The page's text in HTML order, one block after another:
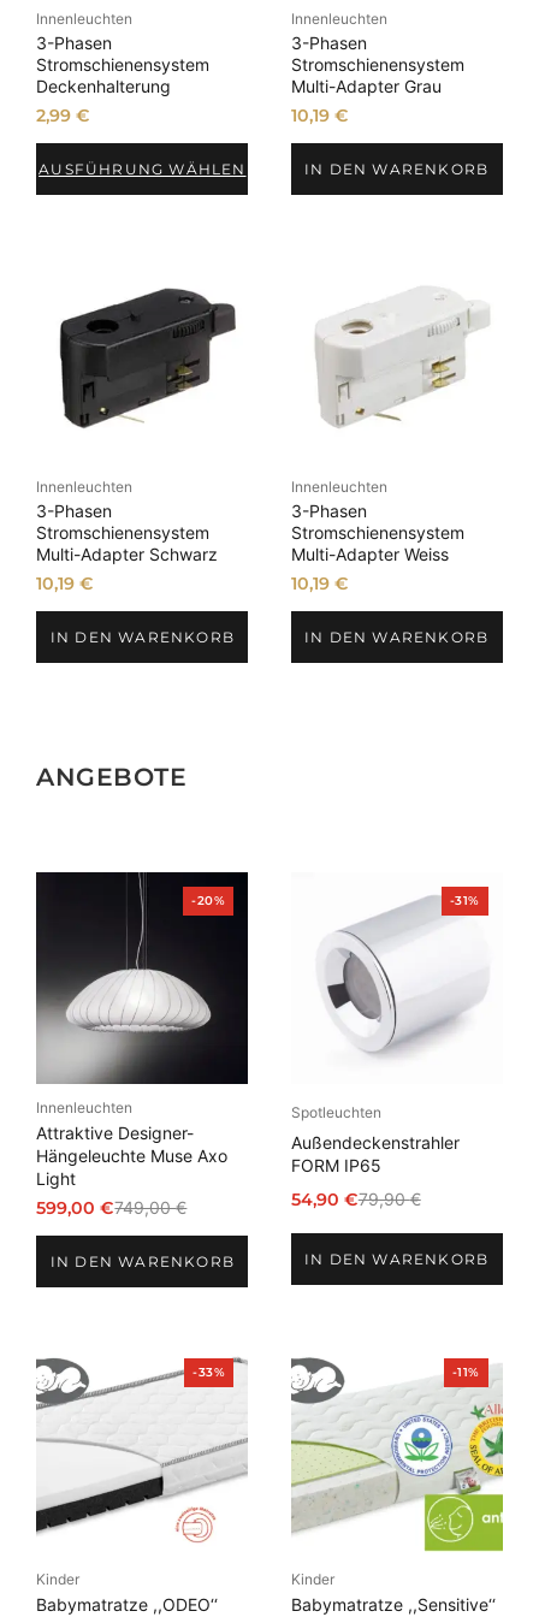
l
M
e
n
Innenleuchten
3-Phasen
Stromschienensystem
Deckenhalterung
2,99€
AUSFÜHRUNG WÄHLEN
Innenleuchten
3-Phasen
Stromschienensystem
Multi-Adapter Grau
10,19 €
IN DEN WARENKORB
Innenleuchten
3-Phasen
Stromschienensystem
Multi-Adapter Schwarz
10,19€
IN DEN WARENKORB
Innenleuchten
3-Phasen
Stromschienensystem
Multi-Adapter Weiss
10,19 €
IN DEN WARENKORB
ANGEBOTE
-20%Produkt
im
Innenleuchten
Attraktive Designer-
Hängeleuchte Muse Axo
Light
749,00€
Ursprünglicher
war:
599,00€
Aktueller
ist:IN DEN WARENKORB
-31%Produkt
im
Spotleuchten
Außendeckenstrahler
FORM IP65
79,90€
Ursprünglicher
Preis
war:
79,90 €
54,90 €
Aktueller
Preis
ist:
54,90 €.
IN DEN WARENKORB
-33%Produkt
im
Kinder
Babymatratze ,,ODEO‘‘
-11%Produkt
im
Angebot
Kinder
Babymatratze ,,Sensitive‘‘